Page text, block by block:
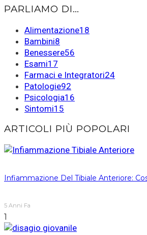
PARLIAMO DI…
Alimentazione18
Bambini8
Benessere56
Esami17
Farmaci e Integratori24
Patologie92
Psicologia16
Sintomi15
ARTICOLI PIÙ POPOLARI
Infiammazione Del Tibiale Anteriore:
5 Anni Fa
1